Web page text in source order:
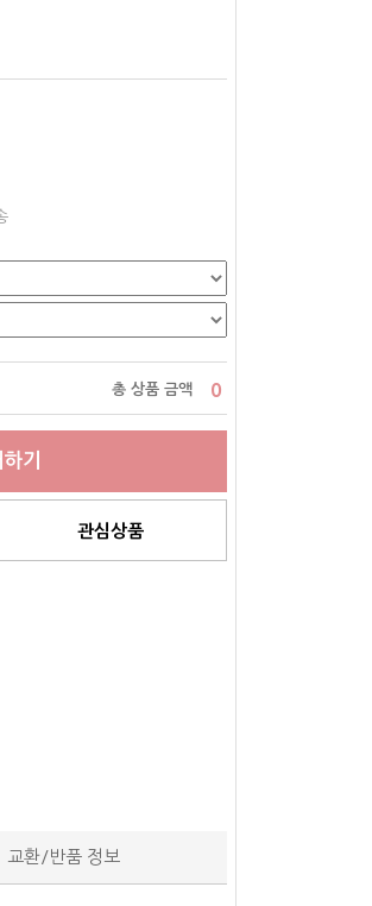
총 상품 금액 0
기
관심상품
교환/반품 정보